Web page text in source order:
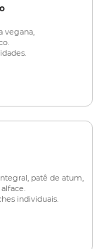
vegana,
patê de atum,
individuais.